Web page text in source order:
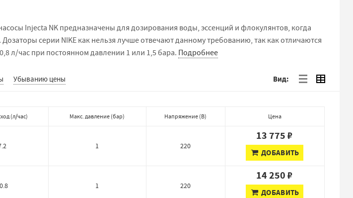
Injecta NK предназначены для дозирования воды, эссенций и флокулянтов, когда
Дозаторы серии NIKE как нельзя лучше отвечают данному требованию, так как отличаются
л/час при постоянном давлении 1 или 1,5 бара. Подробнее
Убыванию цены Вид:
(л/час) Макс. давление(бар) Напряжение(В) Цена
1 220
13 775 ₽
ДОБАВИТЬ
1 220
14 250 ₽
ДОБАВИТЬ